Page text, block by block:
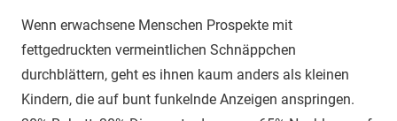
10.
Februar
2016
terminal-
y
Urbi
et
orbi
Wenn erwachsene Menschen Prospekte mit
fettgedruckten vermeintlichen Schnäppchen
durchblättern, geht es ihnen kaum anders als kleinen
Kindern, die auf bunt funkelnde Anzeigen anspringen.